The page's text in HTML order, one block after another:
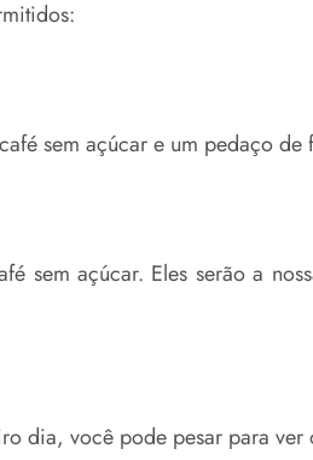
sem açúcar e um pedaço de
sem açúcar. Eles serão a
dia, você pode pesar para